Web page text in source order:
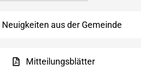
Neuigkeiten aus der Gemeinde
Mitteilungsblätter